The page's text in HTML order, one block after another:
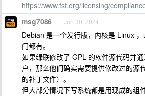
https://www.fsf.org/licensing/compliance
msg7086 Jun 30, 2024
Debian 是一个发行版，内核是 Linux
门都有。
如果绿联修改了 GPL 的软件源代码并
户，那么他们确实需要提供修改过的源
的补丁文件）。
但大部分情况下写系统都是用现成的组